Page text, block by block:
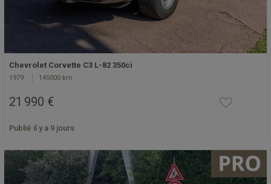
Chevrolet Corvette C3 L-82 350ci
1979 145000 km
21 990 €
Publié il y a 9 jours